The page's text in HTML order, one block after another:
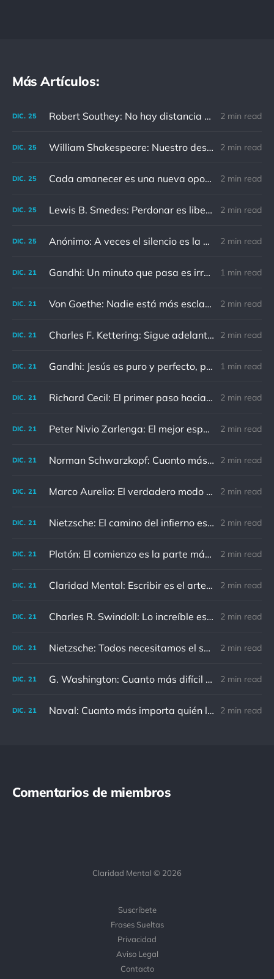
Más Artículos:
DIC. 25 Robert Southey: No hay distancia o tiempo que pueda disminuir la amistad de aquellos que están completamente convencidos del valor del otro 2 min read
DIC. 25 William Shakespeare: Nuestro destino está en las estrellas, así que levantemos nuestros ojos al cielo 2 min read
DIC. 25 Cada amanecer es una nueva oportunidad 2 min read
DIC. 25 Lewis B. Smedes: Perdonar es liberar a un prisionero y descubrir que el prisionero eras tú 2 min read
DIC. 25 Anónimo: A veces el silencio es la mejor respuesta 2 min read
DIC. 21 Gandhi: Un minuto que pasa es irrecuperable. Conociendo esto, ¿cómo podemos malgastar tantas horas? 1 min read
DIC. 21 Von Goethe: Nadie está más esclavizado que aquellos que falsamente creen que son libres. 2 min read
DIC. 21 Charles F. Kettering: Sigue adelante, y es probable que tropieces con algo, tal vez cuando menos lo esperes. Nunca he escuchado hablar de alguien algu 2 min read
DIC. 21 Gandhi: Jesús es puro y perfecto, pero vosotros los cristianos no sois como él. 1 min read
DIC. 21 Richard Cecil: El primer paso hacia el conocimiento es saber que somos ignorantes. 2 min read
DIC. 21 Peter Nivio Zarlenga: El mejor espejo es un viejo amigo. 2 min read
DIC. 21 Norman Schwarzkopf: Cuanto más sudes por la paz, menos sangras por la guerra. 2 min read
DIC. 21 Marco Aurelio: El verdadero modo de vengarse de un enemigo es no parecérsele. 2 min read
DIC. 21 Nietzsche: El camino del infierno está asfaltado de buenas intenciones. 2 min read
DIC. 21 Platón: El comienzo es la parte más importante del trabajo 2 min read
DIC. 21 Claridad Mental: Escribir es el arte de calmar y despejar la mente. 2 min read
DIC. 21 Charles R. Swindoll: Lo increíble es que cada día podemos elegir la actitud que adoptaremos. 2 min read
DIC. 21 Nietzsche: Todos necesitamos el sentido de culpa, pero nadie necesita sentirse culpable. 2 min read
DIC. 21 G. Washington: Cuanto más difícil es el conflicto, mayor es el triunfo. 2 min read
DIC. 21 Naval: Cuanto más importa quién lo ha dicho, menos importa en realidad 2 min read
Comentarios de miembros
Claridad Mental © 2026
Suscríbete
Frases Sueltas
Privacidad
Aviso Legal
Contacto